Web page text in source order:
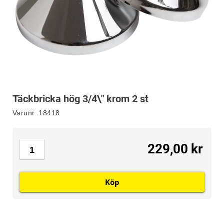
Täckbricka hög 3/4\" krom 2 st
Varunr. 18418
229,00 kr
Köp